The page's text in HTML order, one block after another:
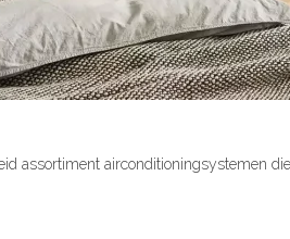
assortiment airconditioningsystemen